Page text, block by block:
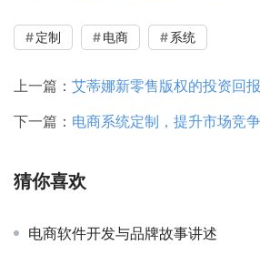
定制 电商 系统
上一篇： 艾蒂娜新零售版权的投资回报
下一篇： 电商系统定制，提升市场竞
猜你喜欢
电商软件开发与品牌故事讲述